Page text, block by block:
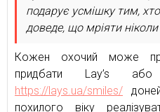
подарує усмішку тим,
доведе, що мріяти ніколи
Кожен охочий може
придбати Lay’s
https://lays.ua/smiles/
похилого віку